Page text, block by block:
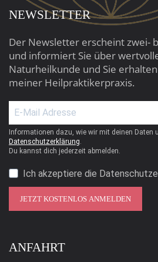
NEWSLETTER
Der Newsletter erscheint zwei-
und informiert Sie über
Naturheilkunde und Sie
meiner Heilpraktikerpraxis.
Informationen dazu, wie wir mit deinen Daten
Datenschutzerklärung.
Du kannst dich jederzeit abmelden.
Ich akzeptiere die
JETZT KOSTENLOS ANMELDEN
ANFAHRT